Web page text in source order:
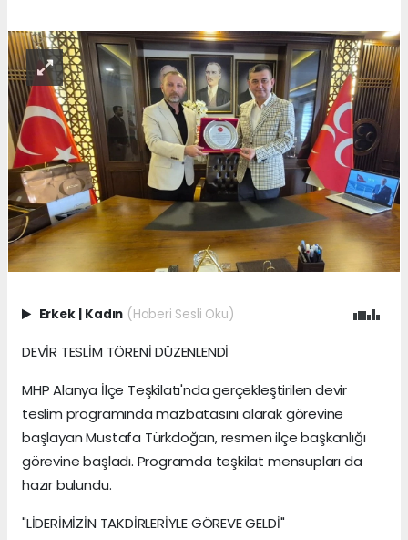
Erkek | Kadın (Haberi Sesli Oku)
DEVİR TESLİM TÖRENİ DÜZENLENDİ
MHP Alanya İlçe Teşkilatı'nda gerçekleştirilen devir
teslim programında mazbatasını alarak görevine
başlayan Mustafa Türkdoğan, resmen ilçe başkanlığı
görevine başladı. Programda teşkilat mensupları da
hazır bulundu.
"LİDERİMİZİN TAKDİRLERİYLE GÖREVE GELDİ"